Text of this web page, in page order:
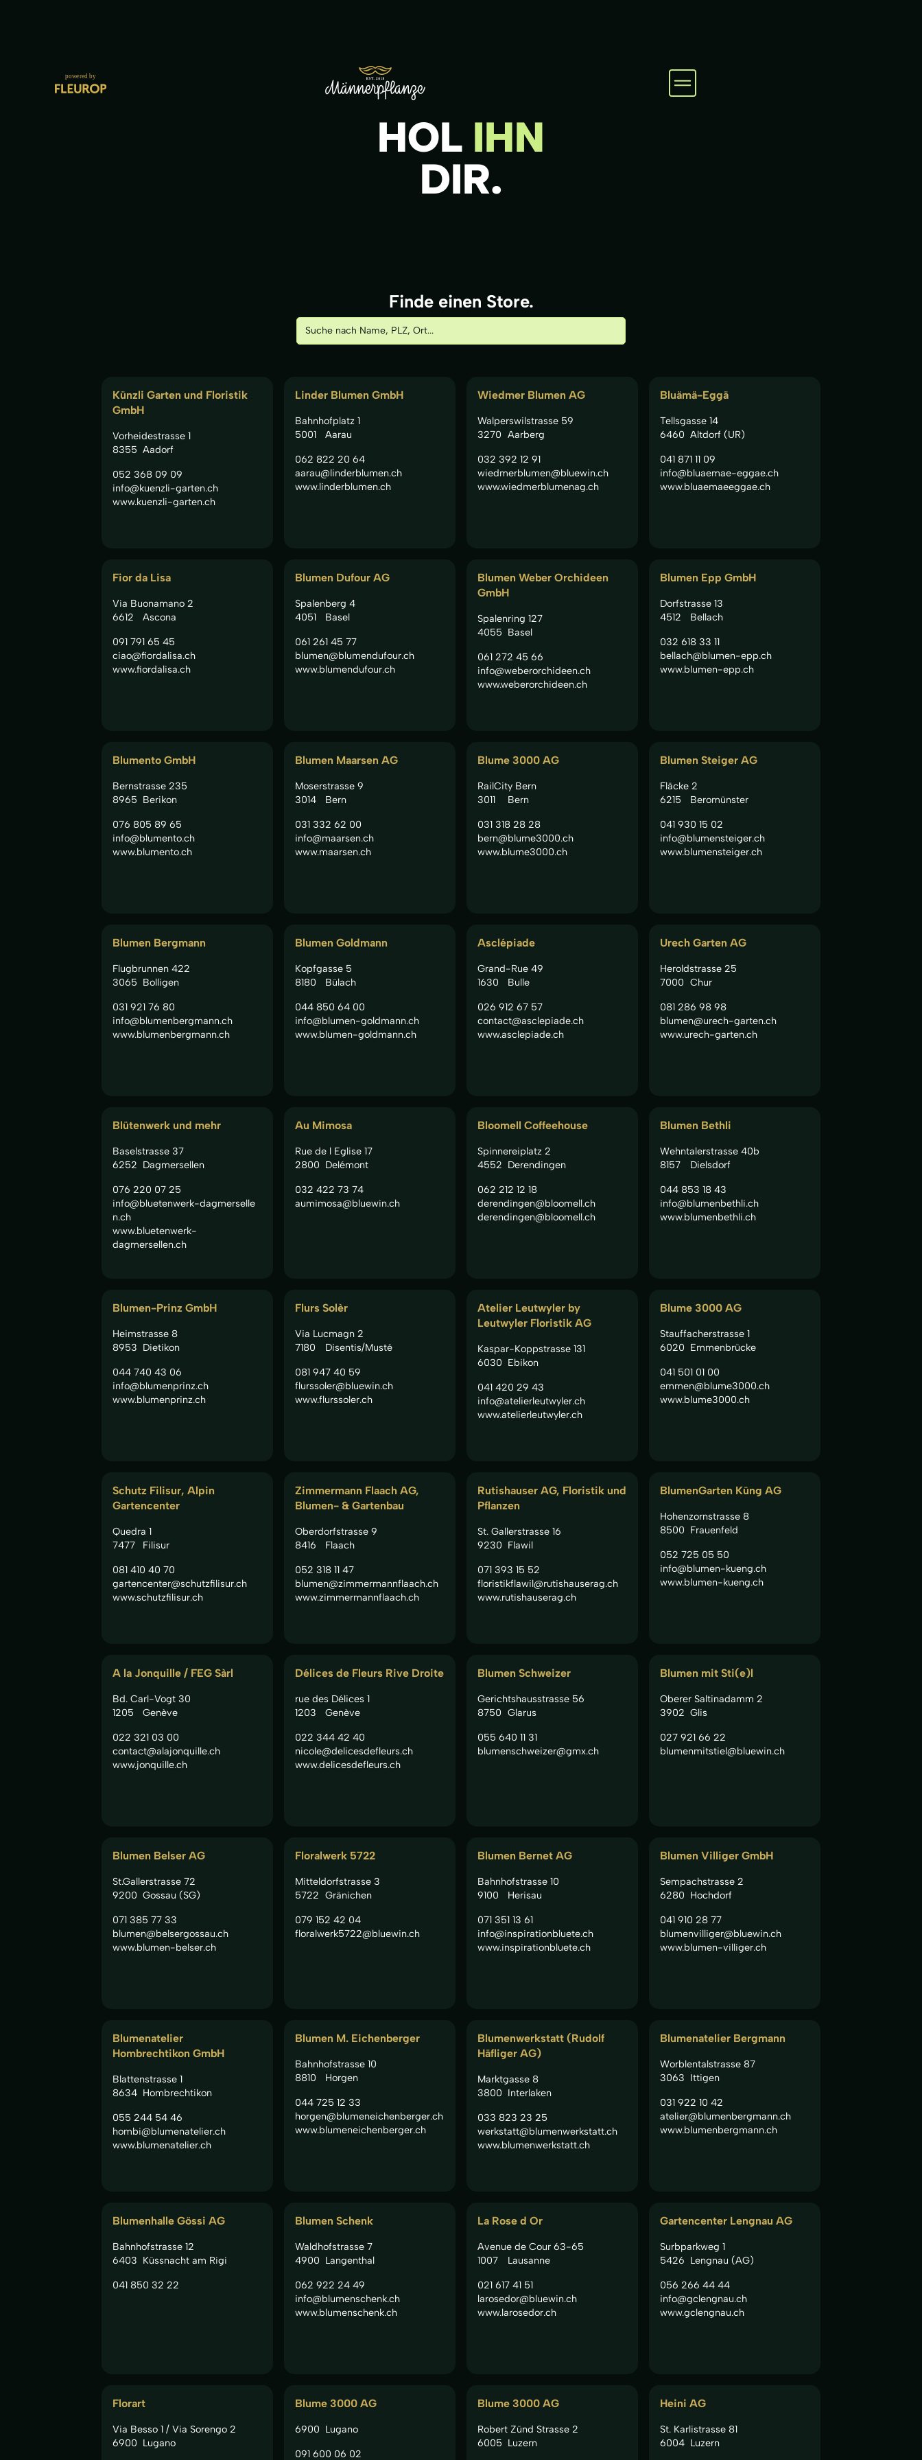
HOL IHN
DIR.
Finde einen Store.
Künzli Garten und Floristik
GmbH
Vorheidestrasse 1
8355 Aadorf
052 368 09 09
info@kuenzli-garten.ch
www.kuenzli-garten.ch
Linder Blumen GmbH
Bahnhofplatz 1
5001
Aarau
062 822 20 64
aarau@linderblumen.ch
www.linderblumen.ch
Wiedmer Blumen AG
Walperswilstrasse 59
3270 Aarberg
032 392 12 91
wiedmerblumen@bluewin.ch
www.wiedmerblumenag.ch
Bluämä-Eggä
Tellsgasse 14
6460 Altdorf (UR)
041 871 11 09
info@bluaemae-eggae.ch
www.bluaemaeeggae.ch
Fior da Lisa
Via Buonamano 2
6612
Ascona
091 791 65 45
ciao@fiordalisa.ch
www.fiordalisa.ch
Blumen Dufour AG
Spalenberg 4
4051
Basel
061 261 45 77
blumen@blumendufour.ch
www.blumendufour.ch
Blumen Weber Orchideen
GmbH
Spalenring 127
4055 Basel
061 272 45 66
info@weberorchideen.ch
www.weberorchideen.ch
Blumen Epp GmbH
Dorfstrasse 13
4512
Bellach
032 618 33 11
bellach@blumen-epp.ch
www.blumen-epp.ch
Blumento GmbH
Bernstrasse 235
8965 Berikon
076 805 89 65
info@blumento.ch
www.blumento.ch
Blumen Maarsen AG
Moserstrasse 9
3014
Bern
031 332 62 00
info@maarsen.ch
www.maarsen.ch
Blume 3000 AG
RailCity Bern
3011
Bern
031 318 28 28
bern@blume3000.ch
www.blume3000.ch
Blumen Steiger AG
Fläcke 2
6215
Beromünster
041 930 15 02
info@blumensteiger.ch
www.blumensteiger.ch
Blumen Bergmann
Flugbrunnen 422
3065 Bolligen
031 921 76 80
info@blumenbergmann.ch
www.blumenbergmann.ch
Blumen Goldmann
Kopfgasse 5
8180
Bülach
044 850 64 00
info@blumen-goldmann.ch
www.blumen-goldmann.ch
Asclépiade
Grand-Rue 49
1630
Bulle
026 912 67 57
contact@asclepiade.ch
www.asclepiade.ch
Urech Garten AG
Heroldstrasse 25
7000 Chur
081 286 98 98
blumen@urech-garten.ch
www.urech-garten.ch
Blütenwerk und mehr
Baselstrasse 37
6252 Dagmersellen
076 220 07 25
info@bluetenwerk-dagmerselle
n.ch
www.bluetenwerk-
dagmersellen.ch
Au Mimosa
Rue de l Eglise 17
2800 Delémont
032 422 73 74
aumimosa@bluewin.ch
Bloomell Coffeehouse
Spinnereiplatz 2
4552 Derendingen
062 212 12 18
derendingen@bloomell.ch
derendingen@bloomell.ch
Blumen Bethli
Wehntalerstrasse 40b
8157
Dielsdorf
044 853 18 43
info@blumenbethli.ch
www.blumenbethli.ch
Blumen-Prinz GmbH
Heimstrasse 8
8953 Dietikon
044 740 43 06
info@blumenprinz.ch
www.blumenprinz.ch
Flurs Solèr
Via Lucmagn 2
7180
Disentis/Musté
081 947 40 59
flurssoler@bluewin.ch
www.flurssoler.ch
Atelier Leutwyler by
Leutwyler Floristik AG
Kaspar-Koppstrasse 131
6030 Ebikon
041 420 29 43
info@atelierleutwyler.ch
www.atelierleutwyler.ch
Blume 3000 AG
Stauffacherstrasse 1
6020 Emmenbrücke
041 501 01 00
emmen@blume3000.ch
www.blume3000.ch
Schutz Filisur, Alpin
Gartencenter
Quedra 1
7477
Filisur
081 410 40 70
gartencenter@schutzfilisur.ch
www.schutzfilisur.ch
Zimmermann Flaach AG,
Blumen- & Gartenbau
Oberdorfstrasse 9
8416
Flaach
052 318 11 47
blumen@zimmermannflaach.ch
www.zimmermannflaach.ch
Rutishauser AG, Floristik und
Pflanzen
St. Gallerstrasse 16
9230 Flawil
071 393 15 52
floristikflawil@rutishauserag.ch
www.rutishauserag.ch
BlumenGarten Küng AG
Hohenzornstrasse 8
8500 Frauenfeld
052 725 05 50
info@blumen-kueng.ch
www.blumen-kueng.ch
A la Jonquille / FEG Sàrl
Bd. Carl-Vogt 30
1205
Genève
022 321 03 00
contact@alajonquille.ch
www.jonquille.ch
Délices de Fleurs Rive Droite
rue des Délices 1
1203
Genève
022 344 42 40
nicole@delicesdefleurs.ch
www.delicesdefleurs.ch
Blumen Schweizer
Gerichtshausstrasse 56
8750 Glarus
055 640 11 31
blumenschweizer@gmx.ch
Blumen mit Sti(e)l
Oberer Saltinadamm 2
3902 Glis
027 921 66 22
blumenmitstiel@bluewin.ch
Blumen Belser AG
St.Gallerstrasse 72
9200 Gossau (SG)
071 385 77 33
blumen@belsergossau.ch
www.blumen-belser.ch
Floralwerk 5722
Mitteldorfstrasse 3
5722 Gränichen
079 152 42 04
floralwerk5722@bluewin.ch
Blumen Bernet AG
Bahnhofstrasse 10
9100
Herisau
071 351 13 61
info@inspirationbluete.ch
www.inspirationbluete.ch
Blumen Villiger GmbH
Sempachstrasse 2
6280 Hochdorf
041 910 28 77
blumenvilliger@bluewin.ch
www.blumen-villiger.ch
Blumenatelier
Hombrechtikon GmbH
Blattenstrasse 1
8634 Hombrechtikon
055 244 54 46
hombi@blumenatelier.ch
www.blumenatelier.ch
Blumen M. Eichenberger
Bahnhofstrasse 10
8810
Horgen
044 725 12 33
horgen@blumeneichenberger.ch
www.blumeneichenberger.ch
Blumenwerkstatt (Rudolf
Häfliger AG)
Marktgasse 8
3800 Interlaken
033 823 23 25
werkstatt@blumenwerkstatt.ch
www.blumenwerkstatt.ch
Blumenatelier Bergmann
Worblentalstrasse 87
3063 Ittigen
031 922 10 42
atelier@blumenbergmann.ch
www.blumenbergmann.ch
Blumenhalle Gössi AG
Bahnhofstrasse 12
6403 Küssnacht am Rigi
041 850 32 22
Blumen Schenk
Waldhofstrasse 7
4900 Langenthal
062 922 24 49
info@blumenschenk.ch
www.blumenschenk.ch
La Rose d Or
Avenue de Cour 63-65
1007
Lausanne
021 617 41 51
larosedor@bluewin.ch
www.larosedor.ch
Gartencenter Lengnau AG
Surbparkweg 1
5426 Lengnau (AG)
056 266 44 44
info@gclengnau.ch
www.gclengnau.ch
Florart
Via Besso 1 / Via Sorengo 2
6900 Lugano
Blume 3000 AG
6900 Lugano
091 600 06 02
Blume 3000 AG
Robert Zünd Strasse 2
6005 Luzern
Heini AG
St. Karlistrasse 81
6004 Luzern